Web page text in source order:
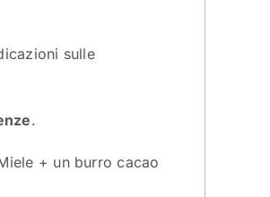
sulle
.
+ un burro cacao